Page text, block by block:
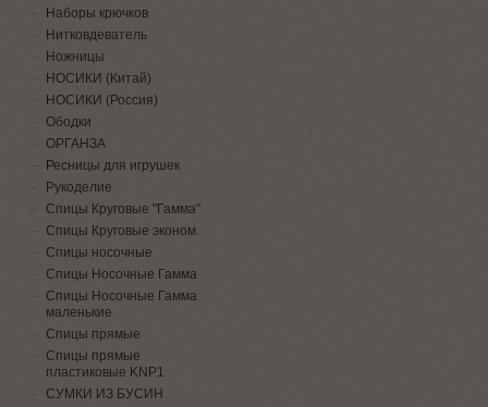
Наборы крючков
Нитковдеватель
Ножницы
НОСИКИ (Китай)
НОСИКИ (Россия)
Ободки
ОРГАНЗА
Ресницы для игрушек
Рукоделие
Спицы Круговые "Гамма"
Спицы Круговые эконом.
Спицы носочные
Спицы Носочные Гамма
Спицы Носочные Гамма
маленькие
Спицы прямые
Спицы прямые
пластиковые KNP1
СУМКИ ИЗ БУСИН